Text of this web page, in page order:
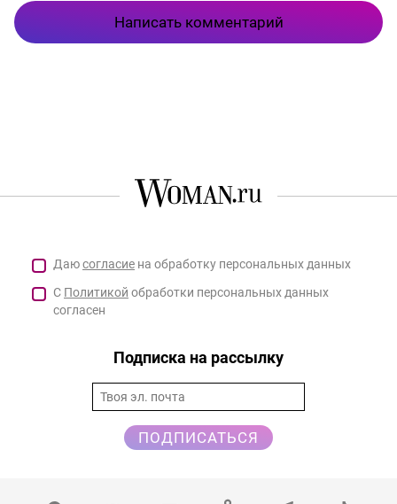
Написать комментарий
Даюсогласие на обработку персональных данных
С Политикой обработки персональных данных
согласен
Подписка на рассылку
ПОДПИСАТЬСЯ